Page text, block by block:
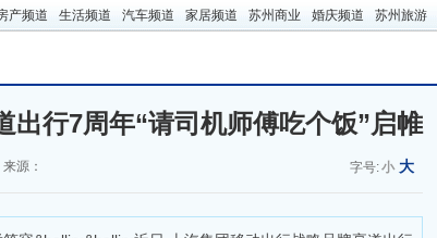
产频道 生活频道 汽车频道 家居频道 苏州商业 婚庆频道 苏州旅游
行7周年“请司机师傅吃个饭”启帷
字号:小 大
来源：